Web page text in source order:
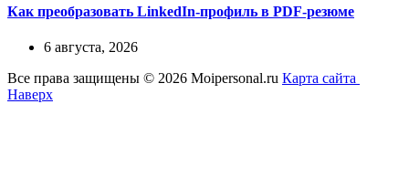
Как преобразовать LinkedIn-профиль в PDF-резюме
6 августа, 2026
Все права защищены © 2026 Moipersonal.ru Карта сайта
Наверх